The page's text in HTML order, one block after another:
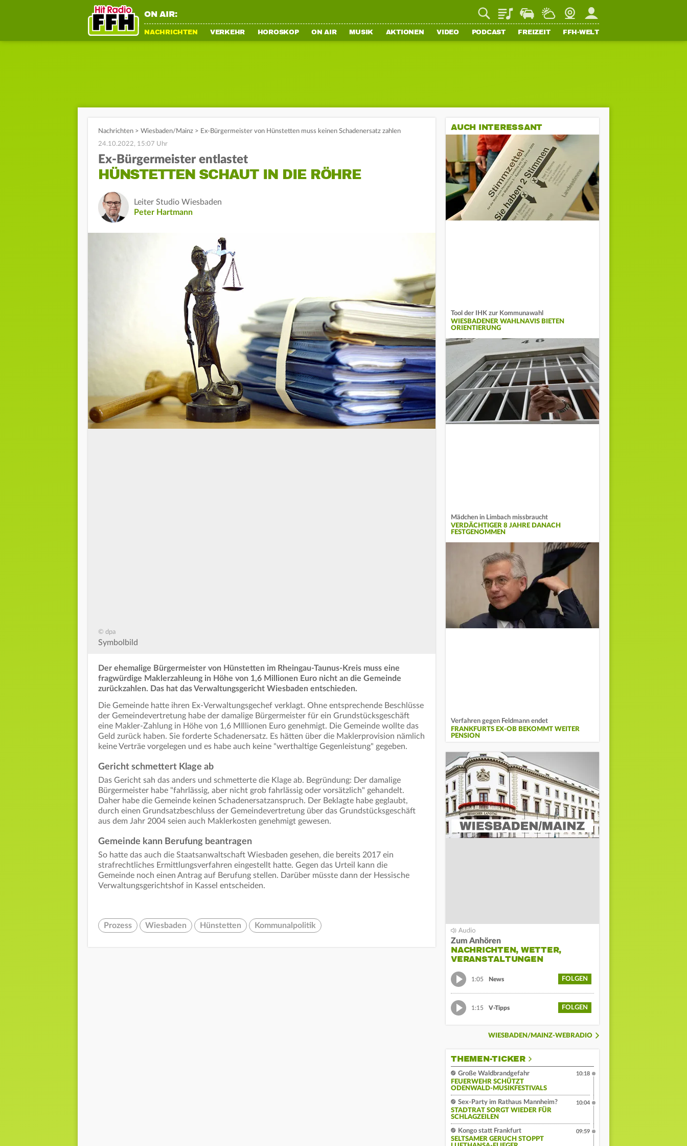
ON AIR: PlaylistStaupilotWetterWebcamMein FFH
NACHRICHTEN VERKEHR HOROSKOP ON AIR MUSIK AKTIONEN VIDEO PODCAST FREIZEIT FFH-WELT
Nachrichten > Wiesbaden/Mainz > Ex-Bürgermeister von Hünstetten muss keinen Schadenersatz zahlen
24.10.2022, 15:07 Uhr
Ex-Bürgermeister entlastet
HÜNSTETTEN SCHAUT IN DIE RÖHRE
Leiter Studio Wiesbaden
Peter Hartmann
© dpa
Symbolbild
Der ehemalige Bürgermeister von Hünstetten im Rheingau-Taunus-Kreis muss eine
fragwürdige Maklerzahleung in Höhe von 1,6 Millionen Euro nicht an die Gemeinde
zurückzahlen. Das hat das Verwaltungsgericht Wiesbaden entschieden.
Die Gemeinde hatte ihren Ex-Verwaltungsgechef verklagt. Ohne entsprechende Beschlüsse
der Gemeindevertretung habe der damalige Bürgermeister für ein Grundstücksgeschäft
eine Makler-Zahlung in Höhe von 1,6 MIllionen Euro genehmigt. Die Gemeinde wollte das
Geld zurück haben. Sie forderte Schadenersatz. Es hätten über die Maklerprovision nämlich
keine Verträe vorgelegen und es habe auch keine "werthaltige Gegenleistung" gegeben.
Gericht schmettert Klage ab
Das Gericht sah das anders und schmetterte die Klage ab. Begründung: Der damalige
Bürgermeister habe "fahrlässig, aber nicht grob fahrlässig oder vorsätzlich" gehandelt.
Daher habe die Gemeinde keinen Schadenersatzanspruch. Der Beklagte habe geglaubt,
durch einen Grundsatzbeschluss der Gemeindevertretung über das Grundstücksgeschäft
aus dem Jahr 2004 seien auch Maklerkosten genehmigt gewesen.
Gemeinde kann Berufung beantragen
So hatte das auch die Staatsanwaltschaft Wiesbaden gesehen, die bereits 2017 ein
strafrechtliches Ermittlungsverfahren eingestellt hatte. Gegen das Urteil kann die
Gemeinde noch einen Antrag auf Berufung stellen. Darüber müsste dann der Hessische
Verwaltungsgerichtshof in Kassel entscheiden.
Prozess Wiesbaden Hünstetten Kommunalpolitik
AUCH INTERESSANT
Tool der IHK zur Kommunawahl
WIESBADENER WAHLNAVIS BIETEN
ORIENTIERUNG
Mädchen in Limbach missbraucht
VERDÄCHTIGER 8 JAHRE DANACH
FESTGENOMMEN
Verfahren gegen Feldmann endet
FRANKFURTS EX-OB BEKOMMT WEITER
PENSION
Zum Anhören
NACHRICHTEN, WETTER,
VERANSTALTUNGEN
1:05 News FOLGEN
1:15 V-Tipps FOLGEN
WIESBADEN/MAINZ-WEBRADIO
THEMEN-TICKER
Große Waldbrandgefahr
FEUERWEHR SCHÜTZT
ODENWALD-MUSIKFESTIVALS
10:18
Sex-Party im Rathaus Mannheim?
STADTRAT SORGT WIEDER FÜR
SCHLAGZEILEN
10:04
Kongo statt Frankfurt
SELTSAMER GERUCH STOPPT
09:59